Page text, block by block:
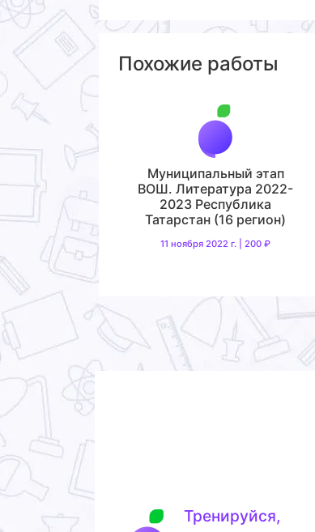
Похожие работы
Муниципальный этап
ВОШ. Литература 2022-
2023 Республика
Татарстан (16 регион)
11 ноября 2022 г. | 200 ₽
Тренируйся,